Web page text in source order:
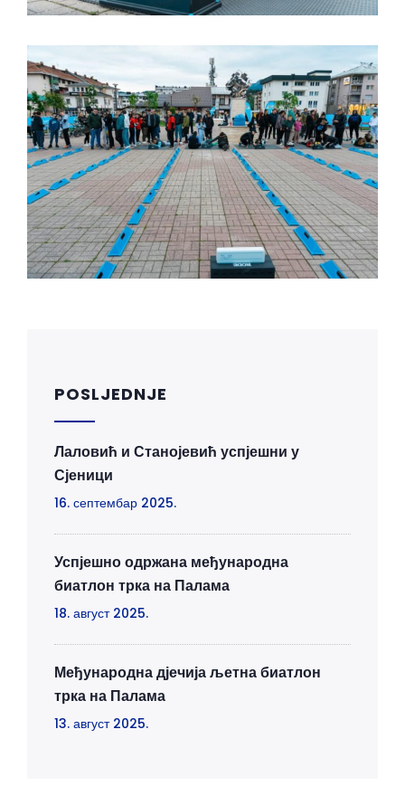
POSLJEDNJE
Лаловић и Станојевић успјешни у
Сјеници
16. септембар 2025.
Успјешно одржана међународна
биатлон трка на Палама
18. август 2025.
Међународна дјечија љетна биатлон
трка на Палама
13. август 2025.